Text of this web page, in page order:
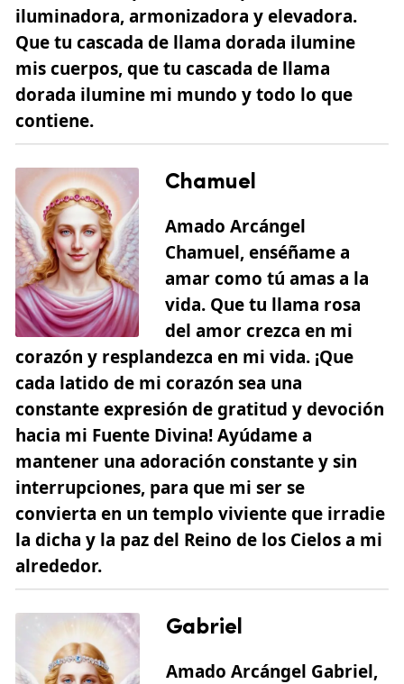
iluminadora, armonizadora y elevadora.
Que tu cascada de llama dorada ilumine
mis cuerpos, que tu cascada de llama
dorada ilumine mi mundo y todo lo que
contiene.
Chamuel
Amado Arcángel
Chamuel, enséñame a
amar como tú amas a la
vida. Que tu llama rosa
del amor crezca en mi
corazón y resplandezca en mi vida. ¡Que
cada latido de mi corazón sea una
constante expresión de gratitud y devoción
hacia mi Fuente Divina! Ayúdame a
mantener una adoración constante y sin
interrupciones, para que mi ser se
convierta en un templo viviente que irradie
la dicha y la paz del Reino de los Cielos a mi
alrededor.
Gabriel
Amado Arcángel Gabriel,